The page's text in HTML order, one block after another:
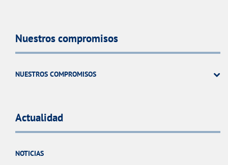
Nuestros compromisos
NUESTROS COMPROMISOS
Actualidad
NOTICIAS